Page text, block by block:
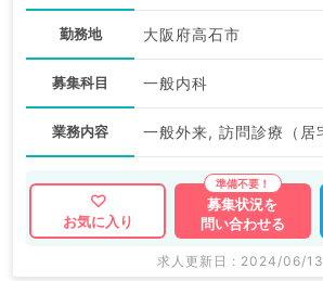
勤務地 大阪府高石市
募集科目 一般内科
業務内容
お気に入り
募集状況を
問い合わせる
求人更新日 : 2024/06/13